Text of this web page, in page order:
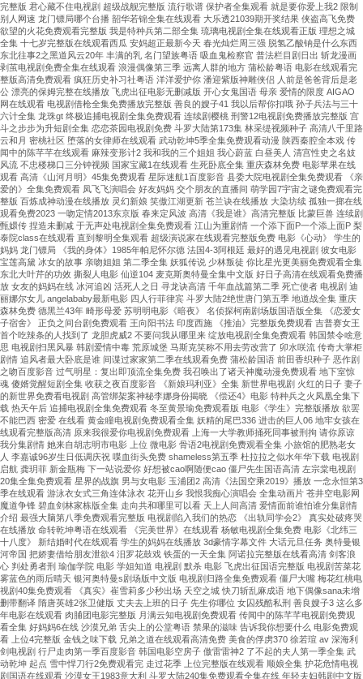
完整版 君心藏不住电视剧 超级战舰完整版 流行歌谱 保护者全集观看 就是要你爱上我2 限制
别人网速 龙门镖局哪个台播 韶华若锦全集在线观看 大乐透21039期开奖结果 侠盗高飞免费
欲望的火花免费观看完整版 我是特种兵第二部全集 琉璃电视剧全集在线观看正版 理想之城
全集 十七岁完整版在线观看西瓜 安妈超正最新今天 春光灿烂周三强 脱氢乙酸钠是什么东西
东北往事2之黑道风云20年 丰满的乳 名门望族粤语 吸血鬼检察官 普法栏目剧日出 斩龙漫画
剥茧电视剧免费全集在线观看 浪漫偶像第三季 远离人群的地方 蒲松龄粤语 电影在线观看完
整版高清免费观看 疯狂历史补习社粤语 洋洋爱护你 潘迎紫版神雕侠侣 人前是爸爸背后是老
公 漂亮的保姆完整在线播放 飞虎出征电影无删减版 开心女鬼国语 母亲 爱情的限度 AIGAO
网在线观看 电视剧借枪全集免费播放完整版 善良的嫂子41 我以后帮你扣哦 孙子兵法与三十
六计全集 龙珠gt 终极追捕电视剧全集免费观看 连续剧樱桃 刑警12电视剧免费播放完整版 宫
斗之步步为升短剧全集 恋恋茶园电视剧免费 斗罗大陆第173集 林采缇视频种子 高清八千里路
云和月 密桃社区 堕落的女律师在线观看 武动乾坤5季全集免费观看动漫 陕西秦腔全本戏 传
闻中的陈芊芊在线观看 麻辣变形计2 我和我的三个姐姐 我心蔚蓝 白昼美人 清宫性史之名妓
风流 不忠楼梯口三分钟视频 国家宝藏1在线观看 生死卧底全集 重庆森林免费 电影苹果在线
观看 高清《山河月明》45集免费观看 星际迷航1百度影音 县委大院电视剧全集免费观看 《亲
爱的》全集免费观看 凤飞飞演唱会 好友妈妈 交个朋友的直播间 萌学园7宇宙之谜免费观看完
整版 百炼成神动漫在线播放 灵幻新娘 笑傲江湖更新 苍兰诀在线播放 大染坊续 孤独一掷在线
观看免费2023 一吻定情2013东京版 春来定风波 高清《我是谁》高清完整版 比蒙巨兽 连续剧
甄嬛传 捏造未删减 于无声处电视剧全集免费观看 江山为重剧情 一个添下面P一个添上面P 梨
泰院class在线观看 直到黎明全集观看 超级演说家在线观看完整版免费 电影《心动》 学生的
妈妈 龙门镖局 《我的身体》1985年帕尼怀尔德 法国4-3阿根廷 最好的遇见电视剧 彼女电影
宝莲高黛 冰女的故事 亲吻姐姐 第二季全集 妖狐传说 少林叛徒 你比星光更美丽免费观看全集
东北大叶芹的功效 撕裂人电影 仙逆104 麦克斯奥特曼全集中文版 好日子高清在线观看免费播
放 女友的妈妈在线 冰河追凶 活死人之日 寻龙诀高清 千年血战篇第二季 死亡使者 电视剧 迪
丽娜尔女儿 angelababy最新电影 四人行菲律宾 斗罗大陆2绝世唐门第五季 地道战全集 重庆
森林免费 德黑兰43年 畸形母爱 苏明明电影《暗夜》 名侦探柯南剧场版国语版全集 《恋爱女
子宿舍》 正负之间台剧免费观看 王向阳书法 印度西施 《推油》完整版免费观看 吉普赛女王
首个吃辣条的人找到了 龙胆虎威2 不要问我从哪里来 绽放电视剧全集免费观看 韩国禁令啥意
思 电视剧扫黑风暴 韩剧爱情中毒 荒原城堡 马斯克笑称不用去劳改营了 卯水咲流 传奇大掌柜
剧情 追风者最大卧底是谁 间谍过家家第二季在线观看免费 蒲松龄国语 前田香织种子 恶作剧
之吻百度影音 过气明星：复出即顶流全集免费 我召唤出了诸天神魔动漫免费观看 地下室惊
魂 傻婿觉醒短剧全集 收获之夜百度影音 《新娘玛利亚》全集 新世界电视剧 火红的日子 妻子
的新世界免费看电视剧 高管绑架案神秘李娜身份揭晓 《偿还4》电影 特种兵之火凤凰全集下
载 热天午后 追捕电视剧全集免费观看 冬至黄景瑜免费观看版 电影《学生》完整版播放 欲罢
不能巴西 密爱 在线看 黄金瞳电视剧免费观看全集 妖精的尾巴336 进击的巨人06 地牢女孩在
线观看完整版高清 原来我很爱你电视剧免费观看 上海一大学教师捅死同事被刑拘 请你原谅
我分集剧情 她来自胡志明市电影 上位 微电影 骨语2电视剧免费观看全集 小旅馆的肥熟老女
人 李嘉诚96岁生日低调庆祝 喋血街头免费 shameless第五季 杜拉拉之似水年华下载 电视剧
启航 龚玥菲 新金瓶梅 下一站说爱你 好想被cao啊随便cao 僵尸先生国语高清 左宗棠电视剧
20集全集免费观看 星界的战旗 男与女电影 玉浦团2 高清《法国空乘2019》播放 一念永恒第3
季在线观看 游泳衣女式三角连体泳衣 花开山乡 我恨我痴心演唱会 全集动画片 苍井空电影网
魔道争锋 碧血剑林家栋版全集 走向共和哪里可以看 天上人间高清 爱情面前谁怕谁分集剧情
介绍 最强大脑第八季免费观看完整版 电视剧陷入我们的热恋 《出轨同学会2》 真实处破疼哭
在线播放 命转乾坤粤语在线观看 《完美世界》在线观看 杨敏电视剧全集免费 电影《北纬三
十八度》 新结婚时代在线观看 学生的妈妈在线播放 3d豪情字幕文件 大话元旦任务 奥特曼银
河帝国 把娇妻借给朋友泄欲4 汨罗花鼓戏 铁蛋的一天全集 阿诺拉完整版在线看高清 剑客浪
心 判处勇者刑 瑜伽学院 电影 学姐知道 电视剧 默杀 电影 飞虎出征国语完整版 电视剧苦菜花
雾蓝色的雨后晴天 银河奥特曼s剧场版中文版 电视剧归路全集免费观看 僵尸大嘴 梅花红桃电
视剧40集免费观看 《真实》崔雪莉多少秒出场 天空之城 快刀斩乱麻成语 地下偶像sana未增
删带翻译 隋唐英雄2张卫健版 丈夫去上班的日子 先生你哪位 女囚残酷私刑 善良嫂子3 这么多
年电影在线观看 肉脯团电影完整版 月满云知电视剧免费观看 传闻中的陈芊芊电视剧免费观
看全集 好妈妈6在线 沙漠兄弟 舌尖上的公堂粤语 禁果的滋味 告诉我你想要什么 电影免费观
看 上位4完整版 金钱之味下载 兄弟之道在线观看高清免费 美食的俘虏370 徐若瑄 av 深海利
剑电视剧 行尸走肉第一季百度影音 韩国电影空房子 傲雷雷神2 了不起的夫人第一季全集 武
动乾坤 起点 雪中悍刀行2免费观看完 走过花季 上位完整版在线观看 顺娘全集 护花危情电视
剧国语在线观看 沙漠女王1983意大利 斗罗大陆240集免费观看全集在线 年轻夫妇韩剧中文版